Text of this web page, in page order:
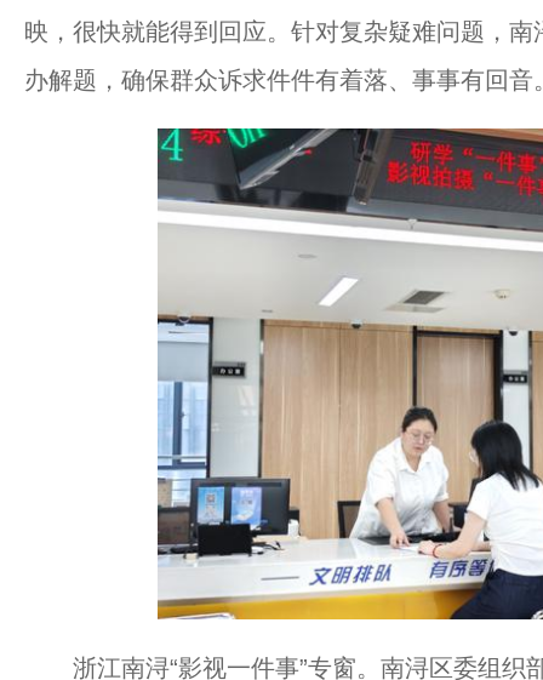
映，很快就能得到回应。针对复杂疑难问题，
办解题，确保群众诉求件件有着落、事事有回音
浙江南浔“影视一件事”专窗。南浔区委组织